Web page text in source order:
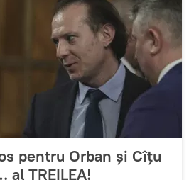
pentru Orban și Cîțu
TREILEA!